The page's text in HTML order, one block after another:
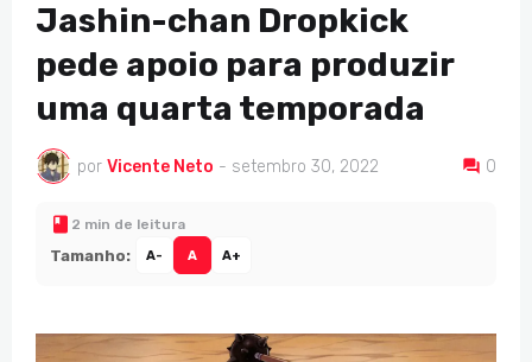
Jashin-chan Dropkick
pede apoio para produzir
uma quarta temporada
por Vicente Neto - setembro 30, 2022 0
2 min de leitura
Tamanho: A- A A+